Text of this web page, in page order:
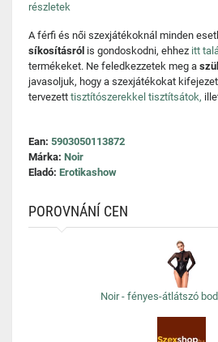
részletek
A férfi és női szexjátékoknál minden
síkosításról is gondoskodni, ehhez itt
termékeket. Ne feledkezzetek meg a
javasoljuk, hogy a szexjátékokat
tervezett tisztítószerekkel tisztítsátok,
Ean: 5903050113872
Márka: Noir
Eladó: Erotikashow
POROVNÁNÍ CEN
Noir - fényes-átlátszó